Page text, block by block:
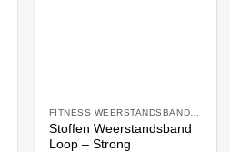
FITNESS WEERSTANDSBANDEN
Stoffen Weerstandsband
Loop – Strong